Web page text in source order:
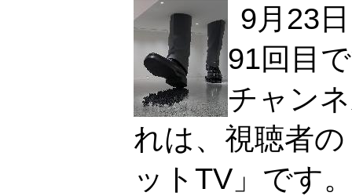
9月23
91回目
チャン
れは、視聴者
ットTV」です